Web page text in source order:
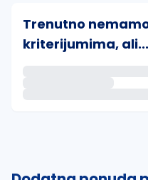
Trenutno
kriterijumima, ali...